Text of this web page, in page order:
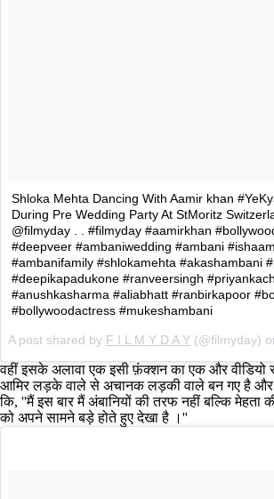
Shloka Mehta Dancing With Aamir khan
During Pre Wedding Party At StMoritz
@filmyday . . #filmyday #aamirkhan
#deepveer #ambaniwedding #ambani
#ambanifamily #shlokamehta #akashambani
#deepikapadukone #ranveersingh
#anushkasharma #aliabhatt #ranbirkapoor
#bollywoodactress #mukeshambani
A post shared by F I L M Y D A Y (@filmyday)
वहीं इसके अलावा एक इसी फ़ंक्शन का एक और वीडियो
आमिर लड़के वाले से अचानक लड़की वाले बन गए है और
कि, ''मैं इस बार मैं अंबानियों की तरफ नहीं बल्कि मेहता
को अपने सामने बड़े होते हुए देखा है ।''